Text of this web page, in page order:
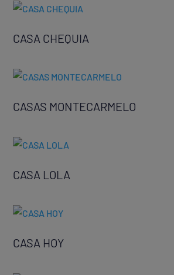
CASA CHEQUIA
CASAS MONTECARMELO
CASA LOLA
CASA HOY